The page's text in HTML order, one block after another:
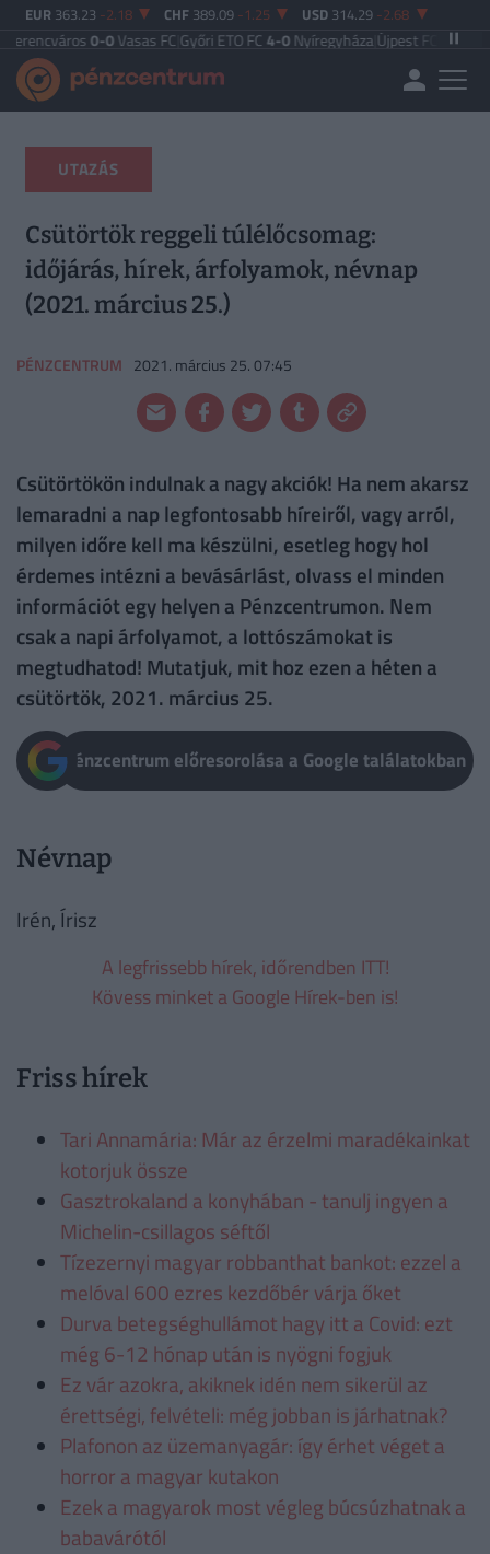
EUR 363.23 -2.18 CHF 389.09 -1.25 USD 314.29 -2.68
0-0Vasas FC|Győri ETO FC4-0Nyíregyháza|Újpest FC4-2Debreceni
UTAZÁS
Csütörtök reggeli túlélőcsomag:
időjárás, hírek, árfolyamok, névnap
(2021. március 25.)
PÉNZCENTRUM 2021. március 25. 07:45
Csütörtökön indulnak a nagy akciók! Ha nem akarsz
lemaradni a nap legfontosabb híreiről, vagy arról,
milyen időre kell ma készülni, esetleg hogy hol
érdemes intézni a bevásárlást, olvass el minden
információt egy helyen a Pénzcentrumon. Nem
csak a napi árfolyamot, a lottószámokat is
megtudhatod! Mutatjuk, mit hoz ezen a héten a
csütörtök, 2021. március 25.
Pénzcentrum előresorolása a Google találatokban
Névnap
Irén, Írisz
A legfrissebb hírek, időrendben ITT!
Kövess minket a Google Hírek-ben is!
Friss hírek
Tari Annamária: Már az érzelmi maradékainkat
kotorjuk össze
Gasztrokaland a konyhában - tanulj ingyen a
Michelin-csillagos séftől
Tízezernyi magyar robbanthat bankot: ezzel a
melóval 600 ezres kezdőbér várja őket
Durva betegséghullámot hagy itt a Covid: ezt
még 6-12 hónap után is nyögni fogjuk
Ez vár azokra, akiknek idén nem sikerül az
érettségi, felvételi: még jobban is járhatnak?
Plafonon az üzemanyagár: így érhet véget a
horror a magyar kutakon
Ezek a magyarok most végleg búcsúzhatnak a
babavárótól